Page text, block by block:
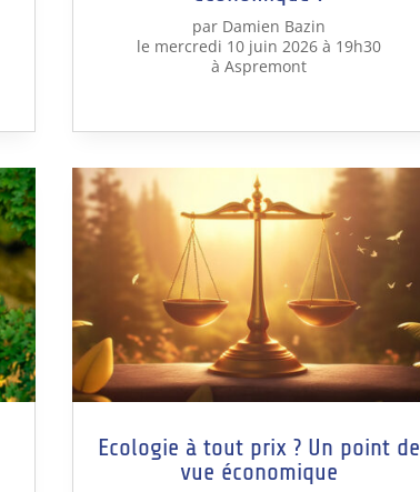
par Damien Bazin
le mercredi 10 juin 2026 à 19h30
à Aspremont
Ecologie à tout prix ? Un point de
vue économique